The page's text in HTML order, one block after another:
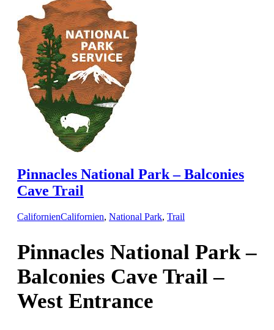
Pinnacles National Park – Balconies
Cave Trail
CalifornienCalifornien, National Park, Trail
Pinnacles National Park –
Balconies Cave Trail –
West Entrance